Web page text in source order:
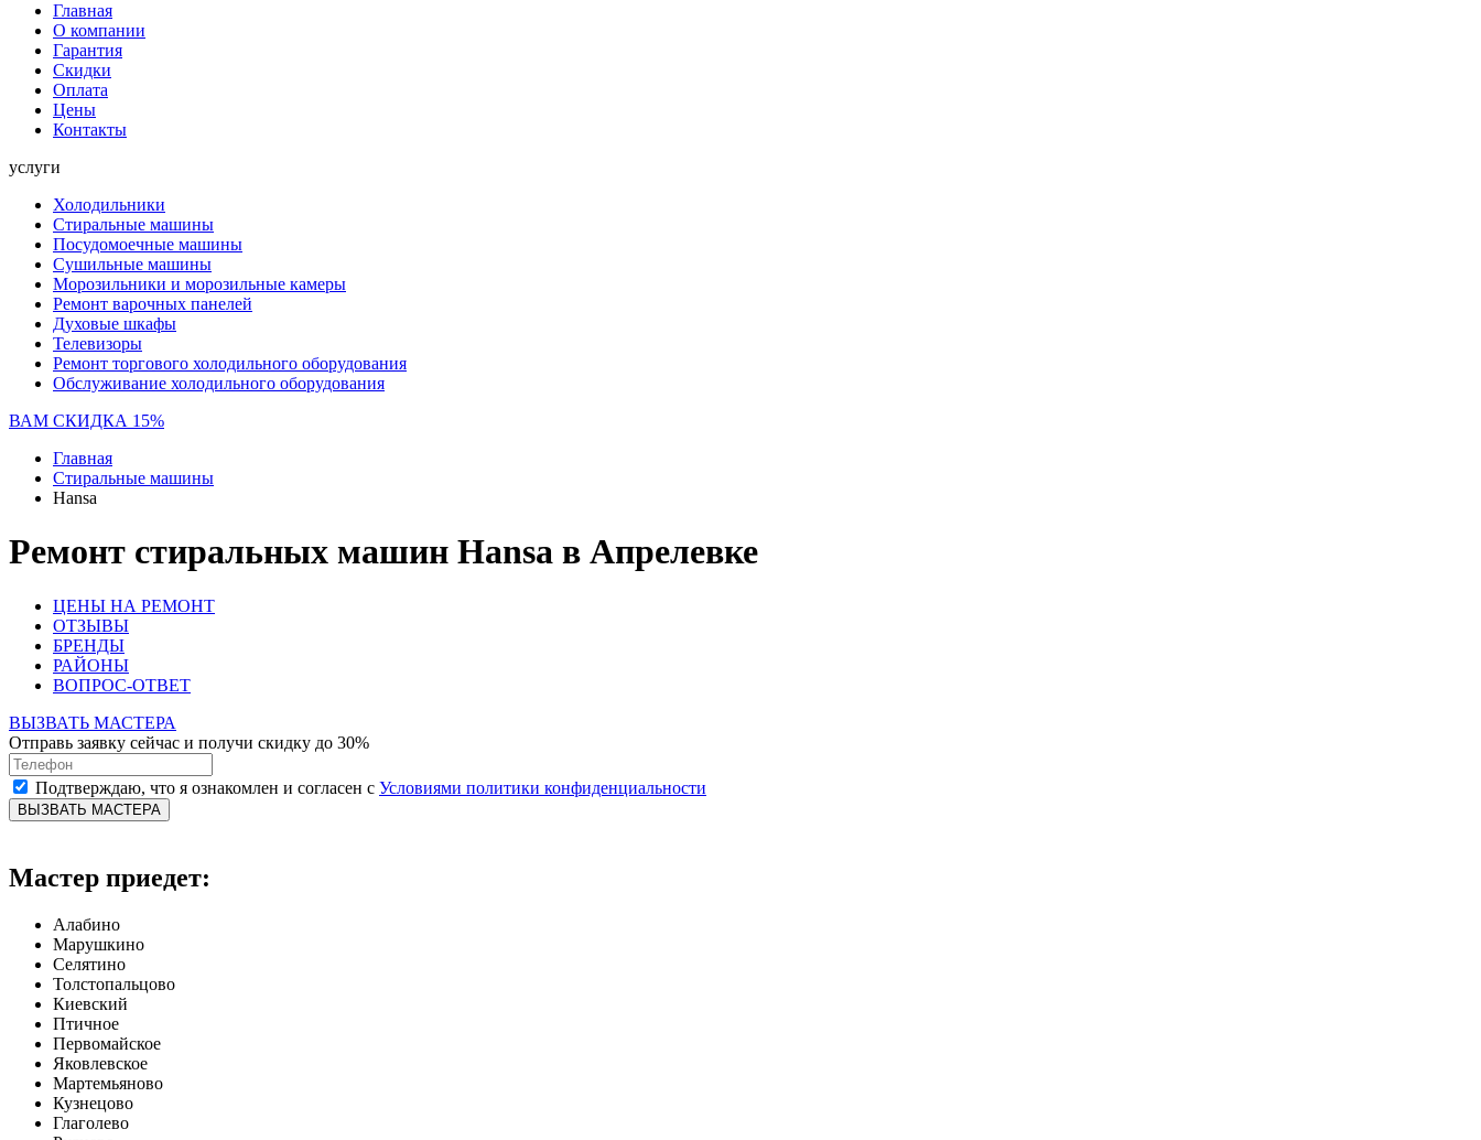
Главная
О компании
Гарантия
Скидки
Оплата
Цены
Контакты
услуги
Холодильники
Стиральные машины
Посудомоечные машины
Сушильные машины
Морозильники и морозильные камеры
Ремонт варочных панелей
Духовые шкафы
Телевизоры
Ремонт торгового холодильного оборудования
Обслуживание холодильного оборудования
ВАМ СКИДКА 15%
Главная
Стиральные машины
Hansa
Ремонт стиральных машин Hansa в Апрелевке
ЦЕНЫ НА РЕМОНТ
ОТЗЫВЫ
БРЕНДЫ
РАЙОНЫ
ВОПРОС-ОТВЕТ
ВЫЗВАТЬ МАСТЕРА
Отправь заявку сейчас и получи скидку до 30%
Подтверждаю, что я ознакомлен и согласен с Условиями политики конфиденциальности
ВЫЗВАТЬ МАСТЕРА
Мастер приедет:
Алабино
Марушкино
Селятино
Толстопальцово
Киевский
Птичное
Первомайское
Яковлевское
Мартемьяново
Кузнецово
Глаголево